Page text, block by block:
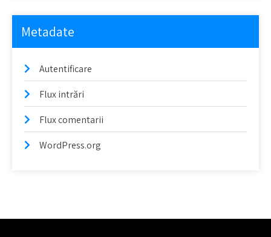
Metadate
Autentificare
Flux intrări
Flux comentarii
WordPress.org